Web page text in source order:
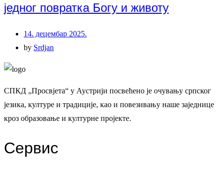
једног повратка Богу и животу
14. децембар 2025.
by Srdjan
СПКД „Просвјета“ у Аустрији посвећено је очувању српског
језика, културе и традиције, као и повезивању наше заједнице
кроз образовање и културне пројекте.
Сервис